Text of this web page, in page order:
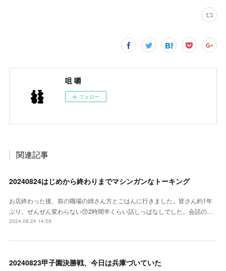
咀 嚼
フォロー
関連記事
20240824はじめから終わりまでマシンガンなトーキング
お店終わった後、前の職場の姉さん方とごはんに行きました。皆さん約1年
ぶり。ぜんぜん変わらない😙2時間半くらい話しっぱなしでした。会話の…
2024.08.24 14:59
20240823甲子園決勝戦、今日は兵庫づいていた